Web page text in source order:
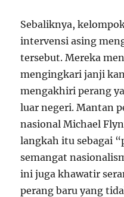
Sebaliknya,
intervensi asing
tersebut. Mereka
mengingkari janji
mengakhiri perang
luar negeri. Mantan
nasional Michael
langkah itu sebagai
semangat
ini juga khawatir
perang baru yang